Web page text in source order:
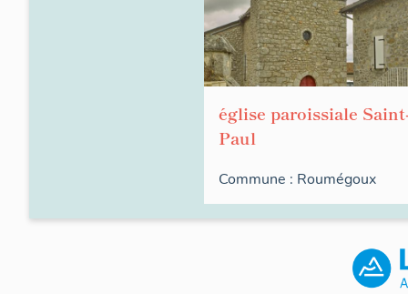
église paroissiale
Paul
Commune : Roumégoux